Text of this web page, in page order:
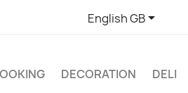
English GB
DECORATION DELI